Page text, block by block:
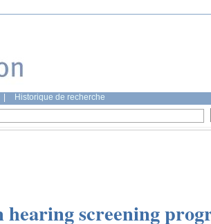
Historique de recherche
hearing screening